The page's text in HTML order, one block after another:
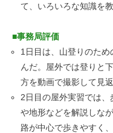
て、いろいろな知識を
■事務局評価
1日目は、山登りのた
んだ。屋外では登りと
方を動画で撮影して見
2日目の屋外実習では
や地形などを解説しな
路が中心で歩きやすく